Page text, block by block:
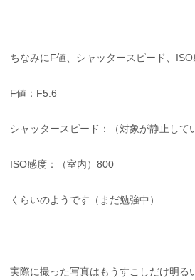
ちなみにF値、シャッタースピード、
F値：F5.6
シャッタースピード：（対象が静止して
ISO感度：（室内）800
くらいのようです（まだ勉強中）
実際に撮った写真はもうすこしだけ明る